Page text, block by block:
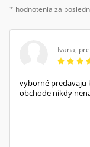
* hodnotenia za
Ivana,
vyborné predavaju
obchode nikdy